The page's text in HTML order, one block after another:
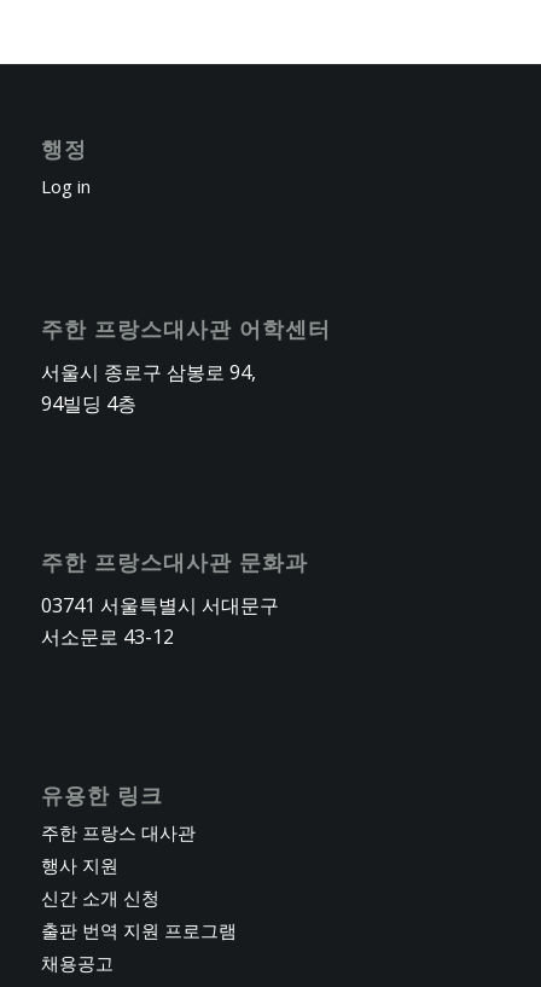
행정
Log in
주한 프랑스대사관 어학센터
서울시 종로구 삼봉로 94,
94빌딩 4층
주한 프랑스대사관 문화과
03741 서울특별시 서대문구
서소문로 43-12
유용한 링크
주한 프랑스 대사관
행사 지원
신간 소개 신청
출판 번역 지원 프로그램
채용공고